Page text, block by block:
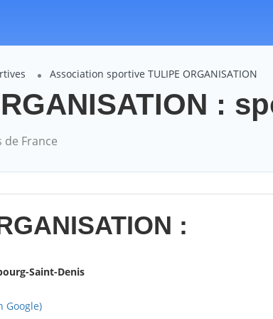
Association sportive TULIPE ORGANISATION
:
de France
:
Saint-Denis
Google)